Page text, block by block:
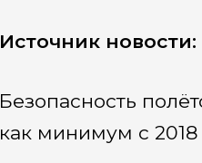
Источник новости:
Безопасность
как минимум с